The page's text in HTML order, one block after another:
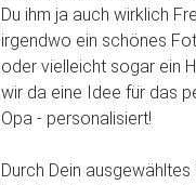
Du ihm ja auch wirklich
irgendwo ein schönes
oder vielleicht sogar ein
wir da eine Idee für das
Opa - personalisiert!
Durch Dein